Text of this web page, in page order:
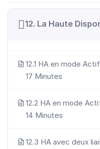
12. La Haute
12.1 HA en mode
17 Minutes
12.2 HA en mode
14 Minutes
12.3 HA avec deux